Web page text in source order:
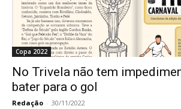
Copa 2022
No Trivela não tem
bater para o gol
Redação - 30/11/2022